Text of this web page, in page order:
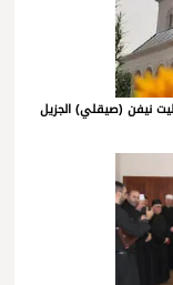
نيفن (صيقلي) الجزيل